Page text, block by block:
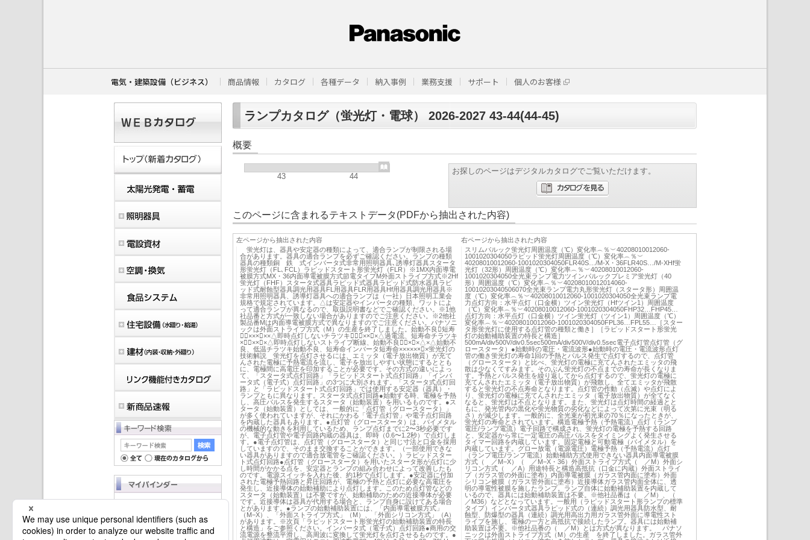
電気・建築設備（ビジネス） 商品情報 カタログ 各種データ 納入事例 業務支援 サポート 個人のお客様
ランプカタログ（蛍光灯・電球） 2026‐2027 43-44(44-45)
概要
43 44
お探しのページはデジタルカタログでご覧いただけます。
このページに含まれるテキストデータ(PDFから抽出された内容)
左ページから抽出された内容
蛍光灯は、器具や安定器の種類によって、適合ランプが制限される場
合があります。器具の適合ランプを必ずご確認ください。ランプの種類
器具の種類銅 鉄 式インバータ式非常用照明器具､誘導灯器具スタータ
形蛍光灯（FL､FCL）ラピッドスタート形蛍光灯（FLR）※1M­X内面導電
被膜方式M­X・36内面導電被膜方式節電タイプM外面ストライプ方式※2Hf
蛍光灯（FHF）スタータ式器具ラピッド式器具ラピッド式防水器具ラピ
ッド式耐蝕型器具調光用器具FL用器具FLR用器具Hf用器具調光用器具※
非常用照明器具、誘導灯器具への適合ランプは（一社）日本照明工業会
規格で規定されています。△は安定器やインバータの種類、ワットによ
って適合ランプが異なるので、取扱説明書などでご確認ください。※1他
社品番と方式が一致しない場合がありますのでご注意ください。※2他社
製品番Mは内面導電被膜方式で異なりますのでご注意ください。パナソニ
ックは外面ストライプ方式（M）の生産を終了しました。始動不良､短寿
命⃝×××⃝××△即時点灯しないチラツキ△⃝⃝××⃝×△過電流、短寿命チラツキ
×⃝⃝××⃝×△即時点灯しないストライプ断線、始動不良△⃝×⃝×△×△始動不
良、低温チラツキ始動不良、短寿命インバータ短寿命××××××⃝×蛍光灯の
技術解説 蛍光灯を点灯させるには、エミッタ（電子放出物質）が充て
んされた電極に予熱電流を流し、電子を放出しやすい状態にするととも
に、電極間に高電圧を印加することが必要です。その方式の違いによっ
て、「スタータ式点灯回路」「ラピッドスタート式点灯回路」「インバ
ータ式（電子式）点灯回路」の3つに大別されます。「スタータ式点灯回
路」と「ラピッドスタート式点灯回路」では使用する安定器（器具）・
ランプともに異なります。スタータ式点灯回路●始動する時、電極を予熱
し、高圧パルスを発生するスタータ（始動装置）を用いるものです。●ス
タータ（始動装置）としては、一般的に「点灯管（グロースタータ）」
が多く使われていますが、それにかわる「電子点灯管」や電子点灯回路
を内蔵した器具もあります。●点灯管（グロースタータ）は、バイメタル
の機械的な動きを利用しているため、ランプ点灯までに2〜3秒必要です
が、電子点灯管や電子回路内蔵の器具は、即時（0.6〜1.2秒）で点灯しま
す。●電子点灯管は、点灯管（グロースタータ）と同じ寸法と口金を採用
していますので、そのまま交換することができます。（一部使用できな
い器具がありますので適合放電管をご確認ください。）ラピッドスター
ト式点灯回路●点灯管（グロースタータ）を用いたスタータ形が点灯に少
し時間がかかる点を、安定器とランプの組み合わせによって改善したも
のです。電源スイッチを入れた後、約1秒で点灯します。●安定器に付加
された電極予熱回路と昇圧回路が、電極の予熱と点灯に必要な高電圧を
発生し、近接導体の始動補助により点灯します。このため点灯管などの
スタータ（始動装置）は不要ですが、始動補助のための近接導体が必要
です。近接導体は器具が代用する場合と、ランプ自身に設けてある場合
とがあります。●ランプの始動補助装置には、「内面導電被膜方式」
（M−X）、「外面ストライプ方式」（M）、「外面シリコン方式」（A）
があります。※次頁「ラピッドスタート形蛍光灯の始動補助装置の特長
と構造」をご参照ください。インバータ式（電子式）点灯回路●商用の交
流電源を整流平滑し、高周波に変換して蛍光灯を点灯させるものです。●
右ページから抽出された内容
スリムパルック蛍光灯周囲温度（℃）変化率︵％︶40208010012060-
1001020304050ラピッド蛍光灯周囲温度（℃）変化率︵％︶
40208010012060-1001020304050FLR40S…/M-X・36FLR40S…/M-XHf蛍
光灯（32形）周囲温度（℃）変化率︵％︶40208010012060-
1001020304050全光束ランプ電力ツインパルックプレミア蛍光灯（40
形）周囲温度（℃）変化率︵％︶40208010012014060-
10010203040506070全光束ランプ電力丸形蛍光灯（スタータ形）周囲温
度（℃）変化率︵％︶40208010012060-1001020304050全光束ランプ電
力点灯方向：水平点灯（口金横）ツイン蛍光灯（Hfツイン1）周囲温度
（℃）変化率︵％︶40208010012060-1001020304050FHP32…FHP45…
点灯方向：水平点灯（口金横）ツイン蛍光灯（ツイン1）周囲温度（℃）
変化率︵％︶40208010012060-1001020304050FPL36…FPL55…［スター
タ形蛍光灯に使用する点灯管の種類と働き］［ラピッドスタート形蛍光
灯の始動補助装置の特長と構造］
500mA/div500V/div0.5sec500mA/div500V/div0.5sec電子点灯管点灯管（グ
ロースタータ）●始動時の電圧・電流波形●始動時の電圧・電流波形点灯
管の働き蛍光灯の寿命1回の予熱とパルス発生で点灯するので、点灯管
（グロースタータ）と比べ、蛍光灯の電極に充てんされたエミッタの飛
散は少なくてすみます。そのぶん蛍光灯の不点までの寿命が長くなりま
す。予熱とパルス発生を繰り返してから点灯するので、蛍光灯の電極に
充てんされたエミッタ（電子放出物質）が飛散し、全てエミッタが飛散
すると蛍光灯の不点寿命となります。点灯管の作動（点滅）や点灯によ
り、蛍光灯の電極に充てんされたエミッタ（電子放出物質）が全てなく
なると、蛍光灯は不点となります。また、蛍光灯は点灯時間の経過とと
もに、発光管内の黒化や蛍光物質の劣化などによって次第に光束（明る
さ）が減少します。一般的に、全光束が初光束の70％になったときが、
蛍光灯の寿命とされています。構造電極予熱（予熱電流）点灯（ランプ
電圧/ランプ電流）電子回路で構成され、蛍光灯の電極を予熱する回路
と、安定器から常に一定電圧の高圧パルスをタイミングよく発生させる
タイマー回路を内蔵しています。固定電極と可動電極（バイメタル）を
内蔵しています。グロー放電（電源電圧）電極予熱（予熱電流）点灯
（ランプ電圧/ランプ電流）始動補助方式使用できない器具内面導電被膜
方式（ ／M−X）（ ／M−X・36）外面ストライプ方式（ ／M）外面シ
リコン方式（ ／A）用途特長と構造高抵抗（口金に内蔵）外面ストライ
プ（ガラス管の外面に塗布）内面導電被膜（ガラス管内面に塗布）外面
シリコン被膜（ガラス管外面に塗布）近接導体ガラス管内面全体に、透
明の導電性被膜を施したランプ。ランプ自体に始動補助装置を内蔵して
いるので、器具には始動補助装置は不要。※他社品番は（ ／M）、（
／M36）などとなっています。一般用（ラピッドスタート形ランプの標準
タイプ）インバータ式器具ラピッド式の（連続）調光用器具防水型、耐
蝕型、防爆型の器具（連続）調光用高出力用ガラス管外面に導電性スト
ライプを施し、電極の一方と高抵抗で接続したランプ。器具には始動補
助装置は不要。※他社品番の（ ／M）とは方式が異なります。 パナソ
ニックは外面ストライプ方式（M）の生産 を終了しました。ガラス管外